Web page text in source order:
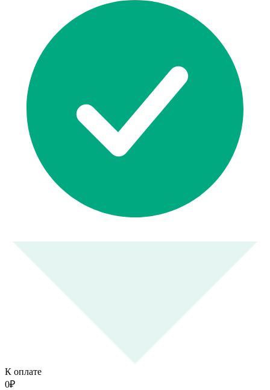
К оплате
0₽